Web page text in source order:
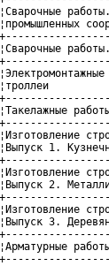
1.
2.
3.